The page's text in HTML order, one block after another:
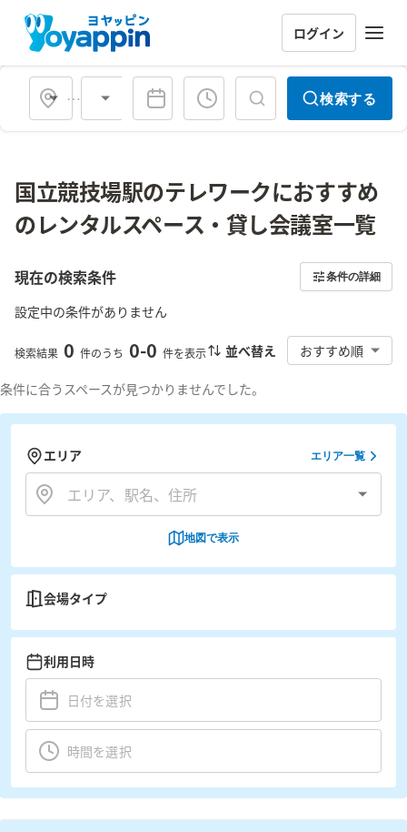
ログイン
会場タイプ 検索する
国立競技場駅のテレワークにおすすめ
のレンタルスペース・貸し会議室一覧
現在の検索条件 条件の詳細
設定中の条件がありません
検索結果 0 件のうち 0-0 件を表示 並べ替え おすすめ順
条件に合うスペースが見つかりませんでした。
エリア エリア一覧
地図で表示
会場タイプ
利用日時